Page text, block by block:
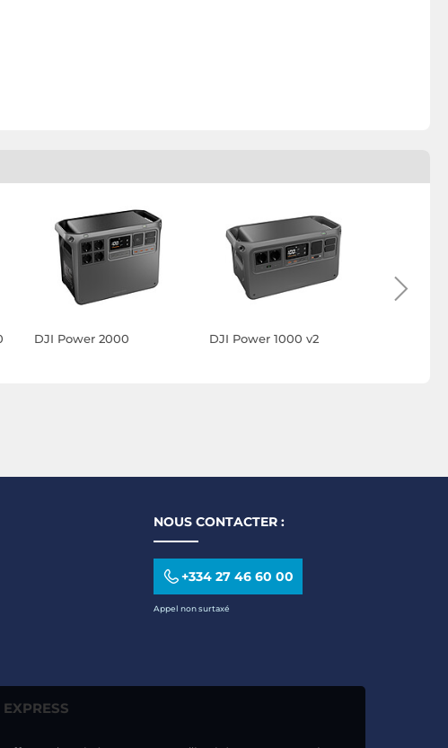
DJI Power 2000 DJI Power 1000 v2
NOUS CONTACTER :
+334 27 46 60 00
Appel non surtaxé